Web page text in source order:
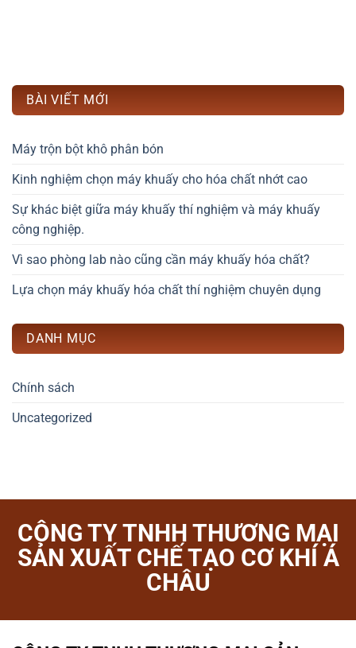
BÀI VIẾT MỚI
Máy trộn bột khô phân bón
Kinh nghiệm chọn máy khuấy cho hóa chất nhớt cao
Sự khác biệt giữa máy khuấy thí nghiệm và máy khuấy
công nghiệp.
Vì sao phòng lab nào cũng cần máy khuấy hóa chất?
Lựa chọn máy khuấy hóa chất thí nghiệm chuyên dụng
DANH MỤC
Chính sách
Uncategorized
CÔNG TY TNHH THƯƠNG MẠI
SẢN XUẤT CHẾ TẠO CƠ KHÍ Á
CHÂU